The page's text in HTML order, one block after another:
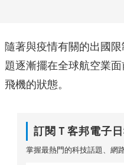
隨著與疫情有關的出國
題逐漸擺在全球航空業
飛機的狀態。
訂閱Ｔ客邦電子
掌握最熱門的科技話題、網